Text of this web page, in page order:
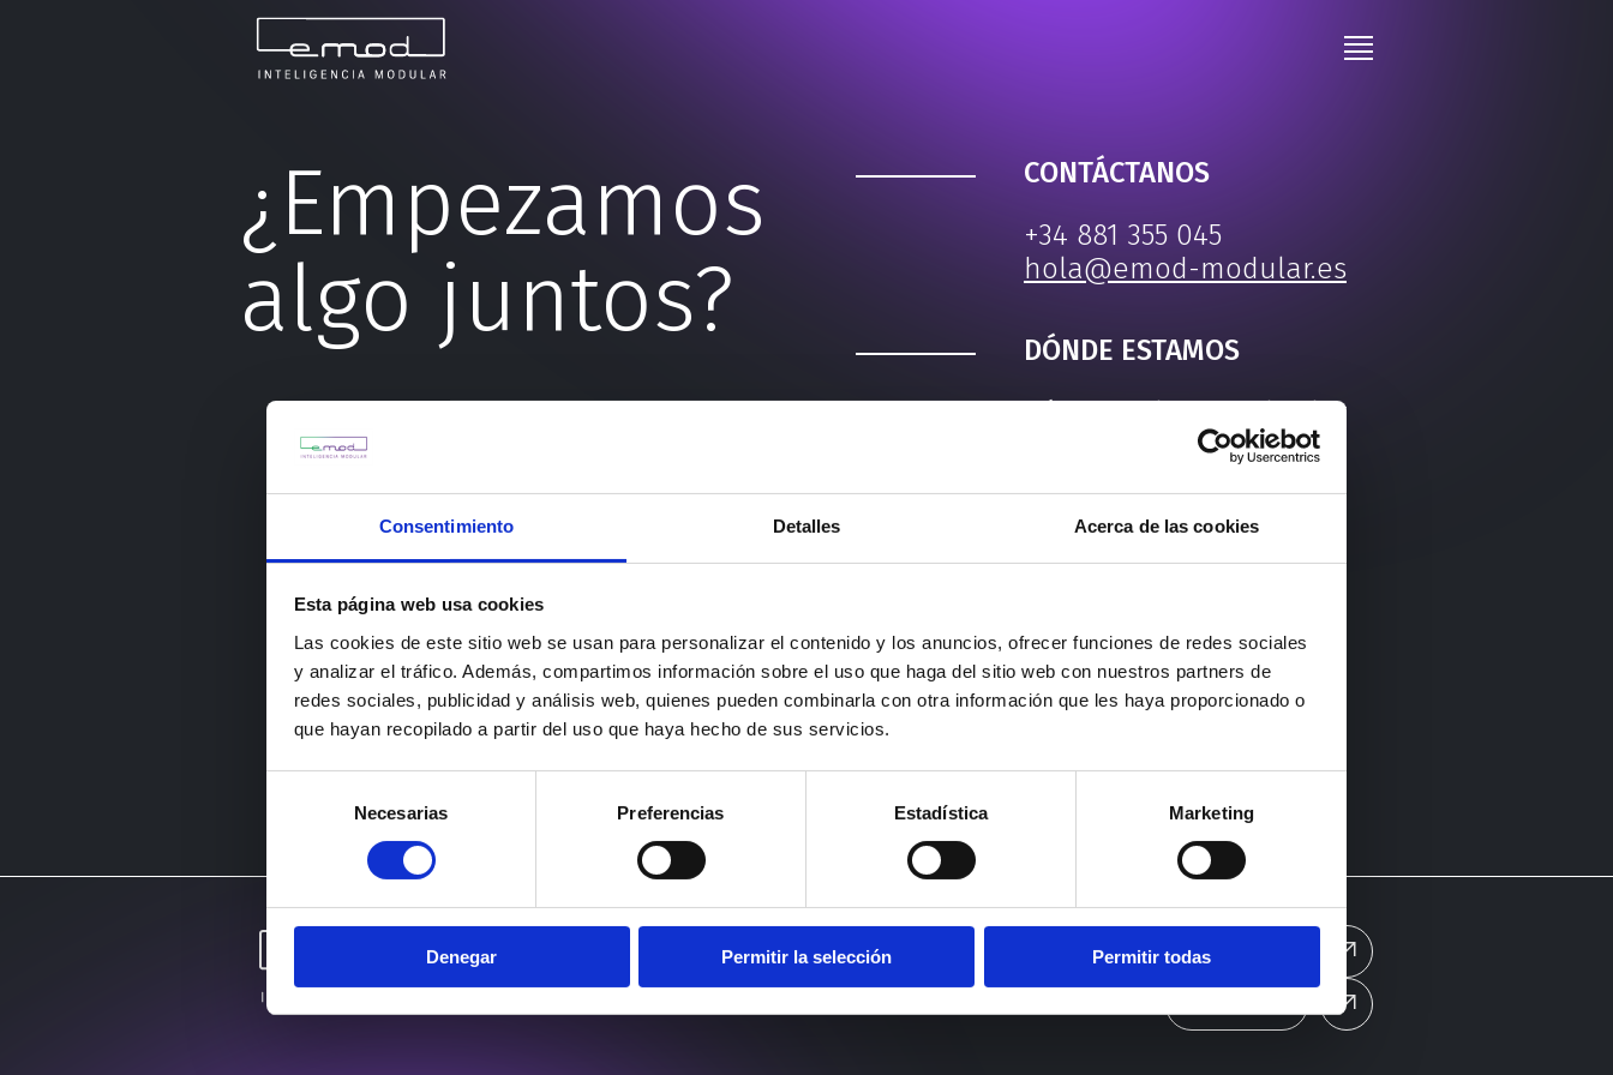
Consentimiento Detalles Acerca de las cookies
Esta página web usa cookies
Las cookies de este sitio web se usan para personalizar el contenido y los anuncios, ofrecer funciones de redes sociales
y analizar el tráfico. Además, compartimos información sobre el uso que haga del sitio web con nuestros partners de
redes sociales, publicidad y análisis web, quienes pueden combinarla con otra información que les haya proporcionado o
que hayan recopilado a partir del uso que haya hecho de sus servicios.
consentimiento
Necesarias Preferencias Estadística Marketing
Denegar Permitir la selección Permitir todas
¿Empezamos
algo juntos?
CONTÁCTANOS
+34 881 355 045
hola@emod-modular.es
DÓNDE ESTAMOS
Rúa Xestal H10. Pol. Vilar
Cabanas
SÍGUENOS EN
SOLUCIONES NOTICIAS